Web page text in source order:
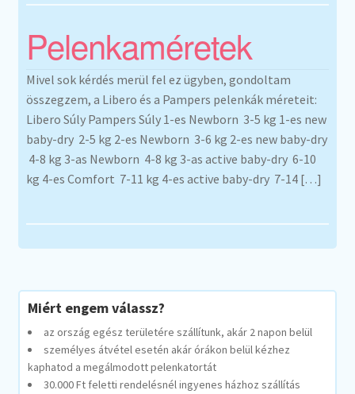
Pelenkaméretek
Mivel sok kérdés merül fel ez ügyben, gondoltam
összegzem, a Libero és a Pampers pelenkák méreteit:
Libero Súly Pampers Súly 1-es Newborn 3-5 kg 1-es new
baby-dry 2-5 kg 2-es Newborn 3-6 kg 2-es new baby-dry
4-8 kg 3-as Newborn 4-8 kg 3-as active baby-dry 6-10
kg 4-es Comfort 7-11 kg 4-es active baby-dry 7-14 […]
Miért engem válassz?
az ország egész területére szállítunk, akár 2 napon belül
személyes átvétel esetén akár órákon belül kézhez
kaphatod a megálmodott pelenkatortát
30.000 Ft feletti rendelésnél ingyenes házhoz szállítás